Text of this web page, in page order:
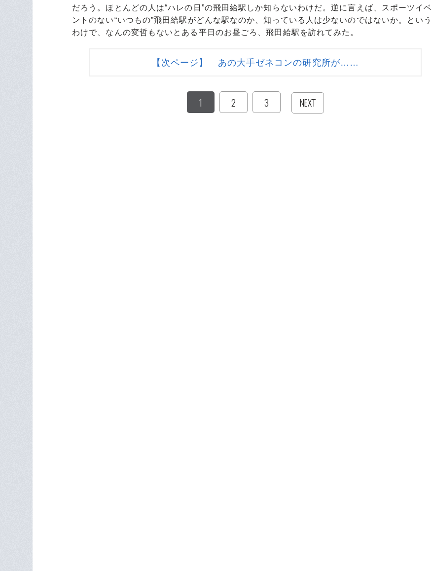
だろう。ほとんどの人は“ハレの日”の飛田給駅しか知らないわけだ。逆に言えば、スポーツイベ
ントのない“いつもの”飛田給駅がどんな駅なのか、知っている人は少ないのではないか。という
わけで、なんの変哲もないとある平日のお昼ごろ、飛田給駅を訪れてみた。
【次ページ】 あの大手ゼネコンの研究所が……
1 2 3 NEXT